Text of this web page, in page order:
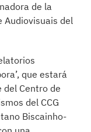
de la
Audiovisuais del
que estará
Centro de
del CCG
Biscainho-